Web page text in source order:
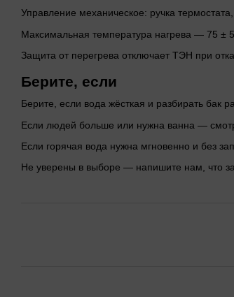
Управление механическое: ручка
Максимальная температура нагрева — 75 ± 5
Защита от перегрева отключает ТЭН при
Берите, если
Берите, если вода жёсткая и разбирать бак
Если людей больше или нужна ванна —
Если горячая вода нужна мгновенно и без
Не уверены в выборе — напишите нам, что